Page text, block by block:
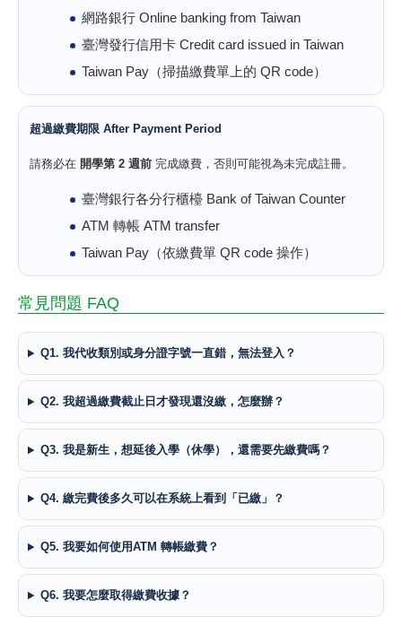
網路銀行 Online banking from Taiwan
臺灣發行信用卡 Credit card issued in Taiwan
Taiwan Pay（掃描繳費單上的 QR code）
超過繳費期限 After Payment Period
請務必在 開學第 2 週前 完成繳費，否則可能視為未完成註冊。
臺灣銀行各分行櫃檯 Bank of Taiwan Counter
ATM 轉帳 ATM transfer
Taiwan Pay（依繳費單 QR code 操作）
常見問題 FAQ
Q1. 我代收類別或身分證字號一直錯，無法登入？
Q2. 我超過繳費截止日才發現還沒繳，怎麼辦？
Q3. 我是新生，想延後入學（休學），還需要先繳費嗎？
Q4. 繳完費後多久可以在系統上看到「已繳」？
Q5. 我要如何使用ATM 轉帳繳費？
Q6. 我要怎麼取得繳費收據？